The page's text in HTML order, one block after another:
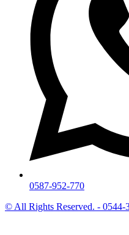
0587-952-770